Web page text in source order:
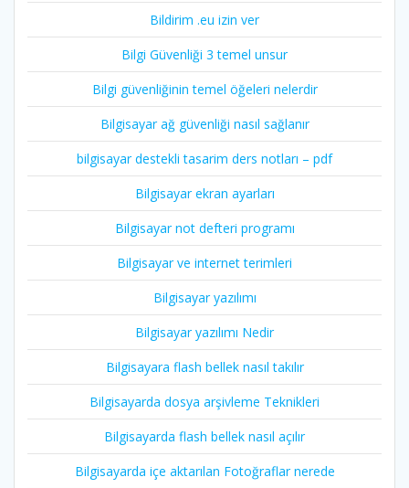
Bildirim .eu izin ver
Bilgi Güvenliği 3 temel unsur
Bilgi güvenliğinin temel öğeleri nelerdir
Bilgisayar ağ güvenliği nasıl sağlanır
bilgisayar destekli tasarim ders notları – pdf
Bilgisayar ekran ayarları
Bilgisayar not defteri programı
Bilgisayar ve internet terimleri
Bilgisayar yazılımı
Bilgisayar yazılımı Nedir
Bilgisayara flash bellek nasıl takılır
Bilgisayarda dosya arşivleme Teknikleri
Bilgisayarda flash bellek nasıl açılır
Bilgisayarda içe aktarılan Fotoğraflar nerede